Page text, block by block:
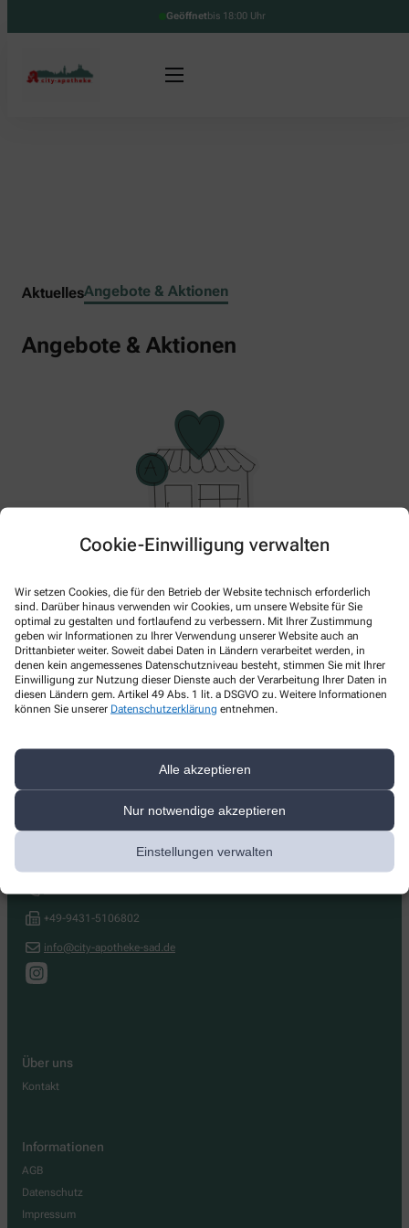
Cookie-Einwilligung verwalten
Wir setzen Cookies, die für den Betrieb der Website technisch erforderlich
sind. Darüber hinaus verwenden wir Cookies, um unsere Website für Sie
optimal zu gestalten und fortlaufend zu verbessern. Mit Ihrer Zustimmung
geben wir Informationen zu Ihrer Verwendung unserer Website auch an
Drittanbieter weiter. Soweit dabei Daten in Ländern verarbeitet werden, in
denen kein angemessenes Datenschutzniveau besteht, stimmen Sie mit Ihrer
Einwilligung zur Nutzung dieser Dienste auch der Verarbeitung Ihrer Daten in
diesen Ländern gem. Artikel 49 Abs. 1 lit. a DSGVO zu. Weitere Informationen
können Sie unserer Datenschutzerklärung entnehmen.
Alle akzeptieren
Nur notwendige akzeptieren
Einstellungen verwalten
Geöffnetbis 18:00 Uhr
AktuellesAngebote & Aktionen
Angebote & Aktionen
Bitte schauen Sie später wieder vorbei!
Kontakt
City-Apotheke
+49-9431-5106802
info@city-apotheke-sad.de
Über uns
Kontakt
Informationen
AGB
Datenschutz
Impressum